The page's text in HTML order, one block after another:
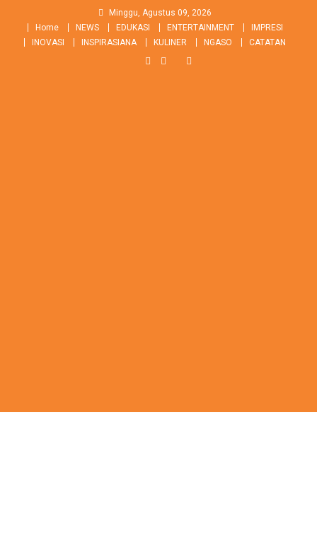
content
Minggu, Agustus 09, 2026
Home
NEWS EDUKASI ENTERTAINMENT
IMPRESI
INOVASI
INSPIRASIANA KULINER NGASO CATATAN